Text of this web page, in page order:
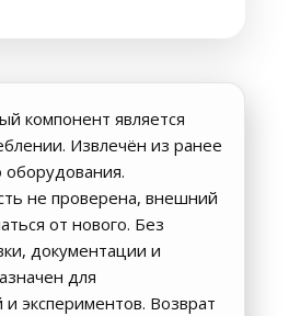
компонент является
Извлечён из ранее
оборудования.
не проверена, внешний
от нового. Без
документации и
для
экспериментов. Возврат